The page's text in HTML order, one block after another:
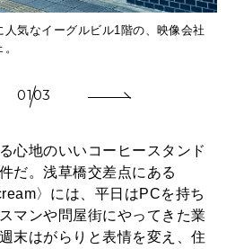
人気なイーグルビル1階の、映像会社
0103
心地のいいコーヒースタンド
だ。浅草橋交差点にある
〉には、平日はPCを持ち
マンや問屋街にやってきた業
末はがらりと表情を変え、住